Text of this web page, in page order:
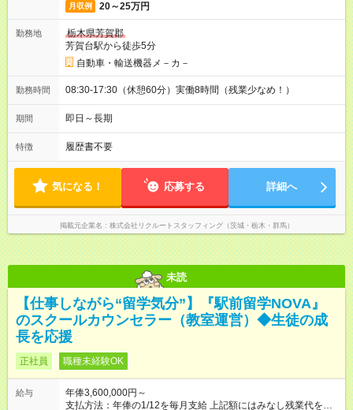
月収例 20～25万円
勤務地
栃木県芳賀郡
芳賀台駅から徒歩5分
自動車・輸送機器メ－カ－
勤務時間 08:30-17:30（休憩60分）実働8時間（残業少なめ！）
期間 即日～長期
特徴 履歴書不要
気になる！ 応募する 詳細へ
掲載元企業名 株式会社リクルートスタッフィング（茨城・栃木・群馬）
未読
【仕事しながら“留学気分”】『駅前留学NOVA』
のスクールカウンセラー（教室運営）◆生徒の成
長を応援
正社員 職種未経験OK
給与
年俸3,600,000円～
支払方法：年俸の1/12を毎月支給 上記額にはみなし残業代を含